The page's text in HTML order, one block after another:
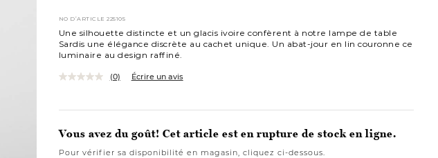
NO D’ARTICLE 225105
Une silhouette distincte et un glacis ivoire confèrent à notre lampe de table
Sardis une élégance discrète au cachet unique. Un abat-jour en lin couronne ce
luminaire au design raffiné.
(0) Écrire un avis
Vous avez du goût! Cet article est en rupture de stock en ligne.
Pour vérifier sa disponibilité en magasin, cliquez ci-dessous.